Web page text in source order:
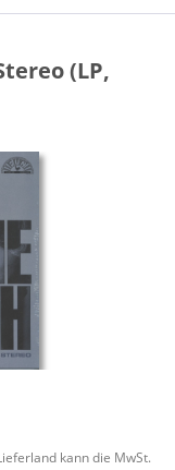
(LP,
kann die MwSt.